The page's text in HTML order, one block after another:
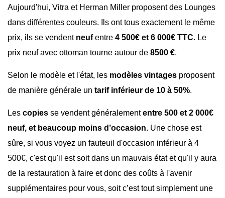
Aujourd'hui, Vitra et Herman Miller proposent des Lounges
dans différentes couleurs. Ils ont tous exactement le même
prix, ils se vendent neufentre 4 500€ et 6 000€ TTC. Le
prix neuf avec ottoman tourne autour de 8500 €.
Selon le modèle et l'état, les modèles vintages proposent
de manière générale un tarif inférieur de 10 à 50%.
Les copies se vendent généralemententre 500 et 2 000€
neuf, et beaucoup moins d’occasion. Une chose est
sûre, si vous voyez un fauteuil d'occasion inférieur à 4
500€, c'est qu'il est soit dans un mauvais état et qu'il y aura
de la restauration à faire et donc des coûts à l'avenir
supplémentaires pour vous, soit c’est tout simplement une